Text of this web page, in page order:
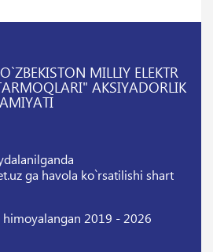
MILLIY ELEKTR
AKSIYADORLIK
ga havola ko`rsatilishi shart
2019 - 2026